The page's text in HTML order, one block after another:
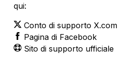
qui:
Conto di supporto X.com
Pagina di Facebook
Sito di supporto ufficiale